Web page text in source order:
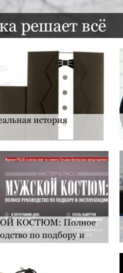
решает всё
история
КОСТЮМ: Полное
по подбору и